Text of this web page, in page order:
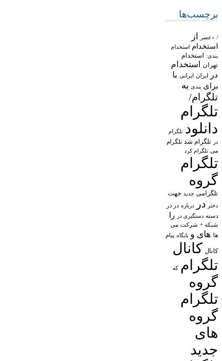
برچسب‌ها
/ «عصر از
استخدام استخدام
بندی: استخدام
تهران
استخدام
در
ایران ایرانی با
برای بندی به
تلگرام/
تلگرام
دانلود تلگرام
در تلگرام شد تلگرام
می تلگرام کرد
تلگرام
گروه
تلگرامی جدید جهت
دختر در درباره در در
دسته دستگیری در را
شبکه + شرکت می
ها های و پایگاه پیام
کانال کانال
تلگرام که
گروه
تلگرام
گروه
های
جدید